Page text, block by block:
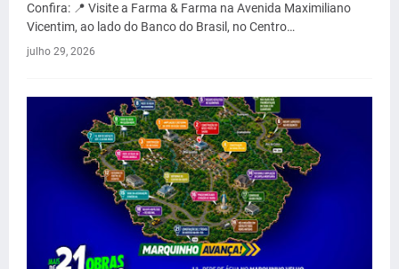
Confira: 📍 Visite a Farma & Farma na Avenida Maximiliano
Vicentim, ao lado do Banco do Brasil, no Centro…
julho 29, 2026